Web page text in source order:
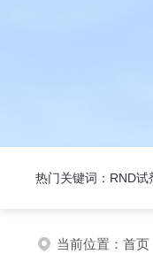
热门关键词：RND
当前位置： 首页